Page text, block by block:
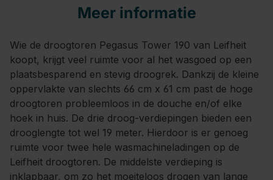
Meer informatie
Wie de droogtoren Pegasus Tower 190 van Leifheit
koopt, krijgt veel ruimte voor al het wasgoed op een
plaatsbesparend en stevig droogrek. Dankzij de kleine
oppervlakte van slechts 66 cm x 61 cm past de hoge
droogtoren probleemloos in de douche en/of elke
hoek in huis. De drie droog-verdiepingen bieden een
drooglengte tot wel 19 meter. Hierdoor is er genoeg
ruimte voor twee hele wasmachineladingen op de
Leifheit droogtoren. De middelste verdieping is
inklapbaar, om zo het moeiteloos drogen van lange